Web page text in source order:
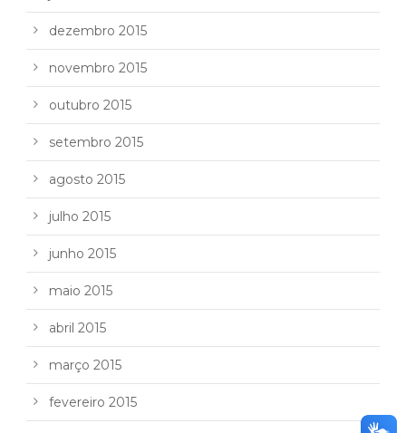
dezembro 2015
novembro 2015
outubro 2015
setembro 2015
agosto 2015
julho 2015
junho 2015
maio 2015
abril 2015
março 2015
fevereiro 2015